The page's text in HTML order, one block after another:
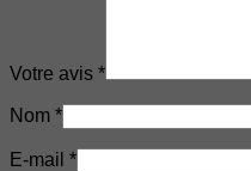
Votre avis *
Nom *
E-mail *